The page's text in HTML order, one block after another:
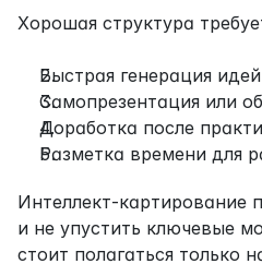
Хорошая структура
Быстрая генерация идей
Самопрезентация или
Доработка после
Разметка времени для
Интеллект-картирование
и не упустить ключевые
стоит полагаться только